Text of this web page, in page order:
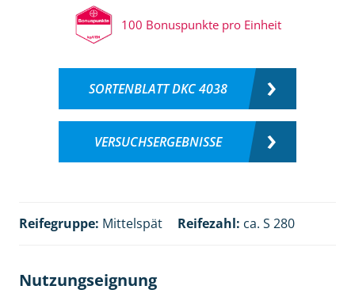
100 Bonuspunkte pro Einheit
SORTENBLATT DKC 4038
VERSUCHSERGEBNISSE
Reifegruppe: Mittelspät Reifezahl: ca. S 280
Nutzungseignung